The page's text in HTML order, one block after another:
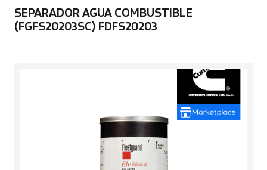
SEPARADOR AGUA COMBUSTIBLE
(FGFS20203SC) FDFS20203